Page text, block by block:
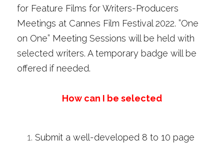
for Feature Films for Writers-Producers
Meetings at Cannes Film Festival 2022. ”One
on One” Meeting Sessions will be held with
selected writers. A temporary badge will be
offered if needed.
How can I be selected
Submit a well-developed 8 to 10 page